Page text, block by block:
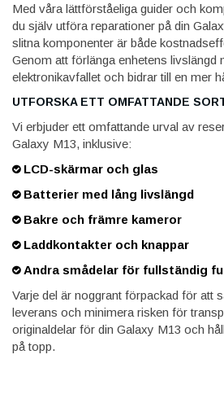
Med våra lättförståeliga guider och
du själv utföra reparationer på din
slitna komponenter är både
Genom att förlänga enhetens livslängd
elektronikavfallet och bidrar till en mer
UTFORSKA ETT OMFATTANDE
Vi erbjuder ett omfattande urval av
Galaxy M13, inklusive:
LCD-skärmar och glas
Batterier med lång livslängd
Bakre och främre kameror
Laddkontakter och knappar
Andra smådelar för fullständig
Varje del är noggrant förpackad för att
leverans och minimera risken för
originaldelar för din Galaxy M13 och
på topp.